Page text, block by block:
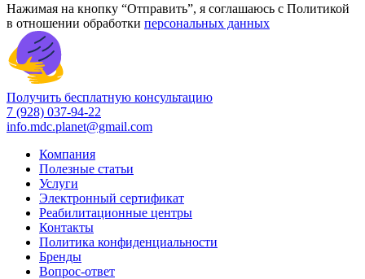
Нажимая на кнопку “Отправить”, я соглашаюсь с Политикой
в отношении обработки персональных данных
Получить бесплатную консультацию
7 (928) 037-94-22
info.mdc.planet@gmail.com
Компания
Полезные статьи
Услуги
Электронный сертификат
Реабилитационные центры
Контакты
Политика конфиденциальности
Бренды
Вопрос-ответ